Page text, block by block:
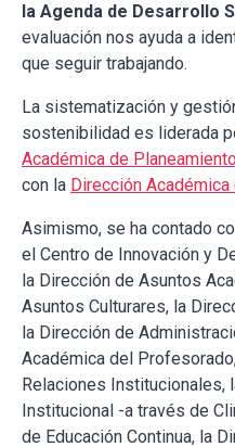
la Agenda de Desarrollo
evaluación nos ayuda a
que seguir trabajando.
La sistematización y
sostenibilidad es liderada
Académica de
con la Dirección
Asimismo, se ha contado
el Centro de Innovación y
la Dirección de Asuntos
Asuntos Culturares, la
la Dirección de
Académica del
Relaciones Institucionales,
Institucional -a través de
de Educación Continua, la